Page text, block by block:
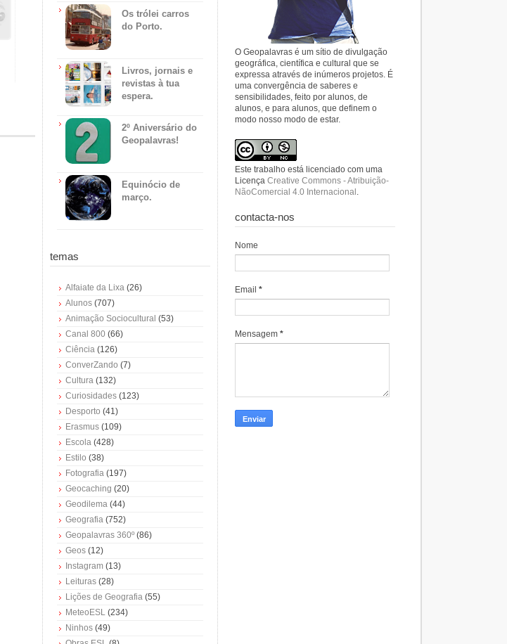
Os trólei carros
do Porto.
Livros, jornais e
revistas à tua
espera.
2º Aniversário do
Geopalavras!
Equinócio de
março.
temas
Alfaiate da Lixa (26)
Alunos (707)
Animação Sociocultural (53)
Canal 800 (66)
Ciência (126)
ConverZando (7)
Cultura (132)
Curiosidades (123)
Desporto (41)
Erasmus (109)
Escola (428)
Estilo (38)
Fotografia (197)
Geocaching (20)
Geodilema (44)
Geografia (752)
Geopalavras 360º (86)
Geos (12)
Instagram (13)
Leituras (28)
Lições de Geografia (55)
MeteoESL (234)
Ninhos (49)
O Geopalavras é um sítio de divulgação
geográfica, científica e cultural que se
expressa através de inúmeros projetos. É
uma convergência de saberes e
sensibilidades, feito por alunos, de
alunos, e para alunos, que definem o
modo nosso modo de estar.
Este trabalho está licenciado com uma
Licença Creative Commons - Atribuição-
NãoComercial 4.0 Internacional .
contacta-nos
Nome
Email *
Mensagem *